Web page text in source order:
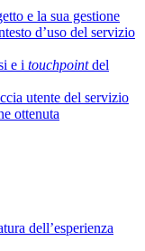
e la sua gestione
d’uso del servizio
e i touchpointdel
utente del servizio
ottenuta
dell’esperienza